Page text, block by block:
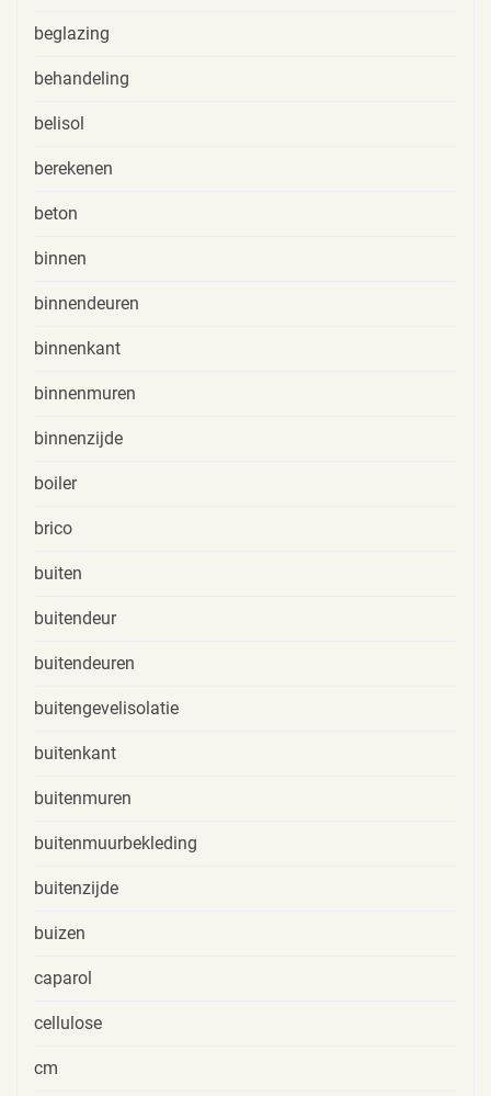
beglazing
behandeling
belisol
berekenen
beton
binnen
binnendeuren
binnenkant
binnenmuren
binnenzijde
boiler
brico
buiten
buitendeur
buitendeuren
buitengevelisolatie
buitenkant
buitenmuren
buitenmuurbekleding
buitenzijde
buizen
caparol
cellulose
cm